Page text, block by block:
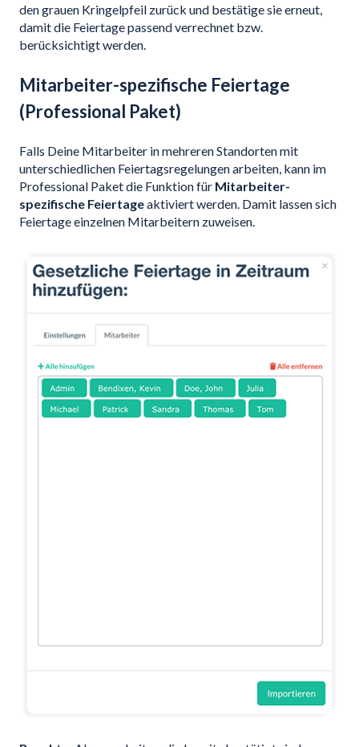
den grauen Kringelpfeil zurück und bestätige sie erneut,
damit die Feiertage passend verrechnet bzw.
berücksichtigt werden.
Mitarbeiter-spezifische Feiertage
(Professional Paket)
Falls Deine Mitarbeiter in mehreren Standorten mit
unterschiedlichen Feiertagsregelungen arbeiten, kann im
Professional Paket die Funktion für Mitarbeiter-
spezifische Feiertageaktiviert werden. Damit lassen sich
Feiertage einzelnen Mitarbeitern zuweisen.